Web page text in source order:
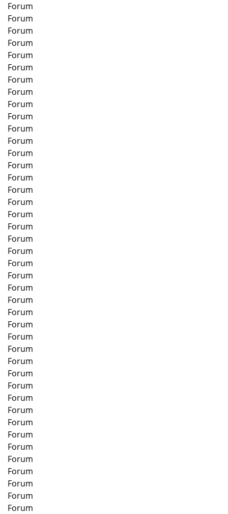
Forum
Forum
Forum
Forum
Forum
Forum
Forum
Forum
Forum
Forum
Forum
Forum
Forum
Forum
Forum
Forum
Forum
Forum
Forum
Forum
Forum
Forum
Forum
Forum
Forum
Forum
Forum
Forum
Forum
Forum
Forum
Forum
Forum
Forum
Forum
Forum
Forum
Forum
Forum
Forum
Forum
Forum